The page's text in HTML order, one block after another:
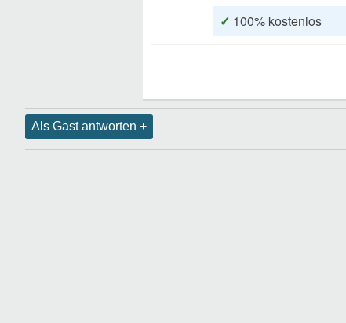
✓ 100% kostenlos
Als Gast antworten +